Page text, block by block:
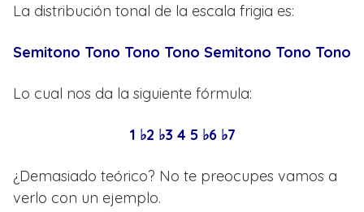
La distribución tonal de la escala frigia es:
Semitono Tono Tono Tono Semitono Tono Tono
Lo cual nos da la siguiente fórmula:
1 ♭2 ♭3 4 5 ♭6 ♭7
¿Demasiado teórico? No te preocupes vamos a
verlo con un ejemplo.